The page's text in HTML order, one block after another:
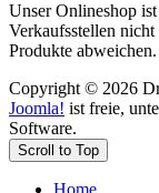
Unser Onlineshop
Verkaufsstellen
Produkte abweichen.
Copyright © 2026
Joomla! ist freie,
Software.
Scroll to Top
Home